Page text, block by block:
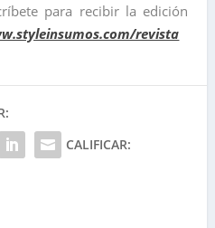
para recibir la edición
revista
CALIFICAR: